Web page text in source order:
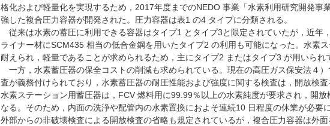
格化および軽量化を実現するため，2017年度までのNEDO 事業「水素利用研究開発事
強した複合圧力容器が開発された。圧力容器は表1 の4 タイプに分類される。
従来は水素の蓄圧に利用できる容器はタイプ1 とタイプ3と限定されていたが，近年
ライナー材にSCM435 相当の低合金鋼を用いたタイプ2 の利用も可能になった。水素
耐えられ，軽量であることが求められるため，主にタイプ2 またはタイプ3 が用いられ
一方，水素蓄圧器の保全コストの削減も求められている。現在の高圧ガス保安法４
査が義務付けられており，水素蓄圧器の耐圧性能および強度に関する検査は，開放検
水素ステーション用蓄圧器は，FCV 燃料用に99.99％以上の水素純度が要求され，開
なる。そのため，内面の洗浄や配管内の水素置換におよそ連続10 日程度の休業が必要
外部からの非破壊検査による開放検査の省略も規定されているが，複合圧力容器は外